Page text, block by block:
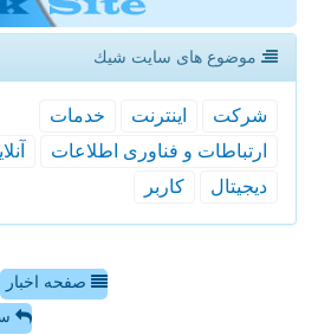
موضوع های سایت شیك
شركت اینترنت
خدمات
ارتباطات و فناوری اطلاعات
دیجیتال
كاربر
صفحه اخبار